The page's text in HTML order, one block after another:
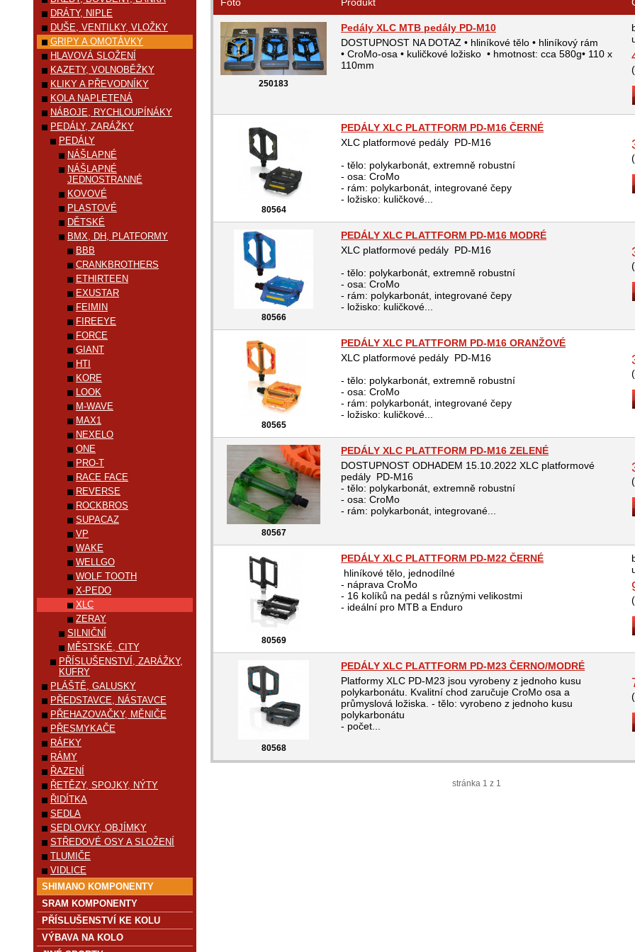
250183
Pedály XLC MTB pedály PD-M10
DOSTUPNOST NA DOTAZ • hliníkové tělo • hliníkový rám
• CroMo-osa • kuličkové ložisko • hmotnost: cca 580g• 110 x
110mm
80564
PEDÁLY XLC PLATTFORM PD-M16 ČERNÉ
XLC platformové pedály PD-M16
- tělo: polykarbonát, extremně robustní
- osa: CroMo
- rám: polykarbonát, integrované čepy
- ložisko: kuličkové...
80566
PEDÁLY XLC PLATTFORM PD-M16 MODRÉ
XLC platformové pedály PD-M16
- tělo: polykarbonát, extremně robustní
- osa: CroMo
- rám: polykarbonát, integrované čepy
- ložisko: kuličkové...
80565
PEDÁLY XLC PLATTFORM PD-M16 ORANŽOVÉ
XLC platformové pedály PD-M16
- tělo: polykarbonát, extremně robustní
- osa: CroMo
- rám: polykarbonát, integrované čepy
- ložisko: kuličkové...
80567
PEDÁLY XLC PLATTFORM PD-M16 ZELENÉ
DOSTUPNOST ODHADEM 15.10.2022 XLC platformové
pedály PD-M16
- tělo: polykarbonát, extremně robustní
- osa: CroMo
- rám: polykarbonát, integrované...
80569
PEDÁLY XLC PLATTFORM PD-M22 ČERNÉ
hliníkové tělo, jednodílné
- náprava CroMo
- 16 kolíků na pedál s různými velikostmi
- ideální pro MTB a Enduro
80568
PEDÁLY XLC PLATTFORM PD-M23 ČERNO/MODRÉ
Platformy XLC PD-M23 jsou vyrobeny z jednoho kusu
polykarbonátu. Kvalitní chod zaručuje CroMo osa a
průmyslová ložiska. - tělo: vyrobeno z jednoho kusu
polykarbonátu
- počet...
stránka 1 z 1
DRÁTY, NIPLE
DUŠE, VENTILKY, VLOŽKY
GRIPY A OMOTÁVKY
HLAVOVÁ SLOŽENÍ
KAZETY, VOLNOBĚŽKY
KLIKY A PŘEVODNÍKY
KOLA NAPLETENÁ
NÁBOJE, RYCHLOUPÍNÁKY
PEDÁLY, ZARÁŽKY
PEDÁLY
NÁŠLAPNÉ
NÁŠLAPNÉ
JEDNOSTRANNÉ
KOVOVÉ
PLASTOVÉ
DĚTSKÉ
BMX, DH, PLATFORMY
BBB
CRANKBROTHERS
ETHIRTEEN
EXUSTAR
FEIMIN
FIREEYE
FORCE
GIANT
HTI
KORE
LOOK
M-WAVE
MAX1
NEXELO
ONE
PRO-T
RACE FACE
REVERSE
ROCKBROS
SUPACAZ
VP
WAKE
WELLGO
WOLF TOOTH
X-PEDO
XLC
ZERAY
SILNIČNÍ
MĚSTSKÉ, CITY
PŘÍSLUŠENSTVÍ, ZARÁŽKY,
KUFRY
PLÁŠTĚ, GALUSKY
PŘEDSTAVCE, NÁSTAVCE
PŘEHAZOVAČKY, MĚNIČE
PŘESMYKAČE
RÁFKY
RÁMY
ŘAZENÍ
ŘETĚZY, SPOJKY, NÝTY
ŘIDÍTKA
SEDLA
SEDLOVKY, OBJÍMKY
STŘEDOVÉ OSY A SLOŽENÍ
TLUMIČE
VIDLICE
SHIMANO KOMPONENTY
SRAM KOMPONENTY
PŘÍSLUŠENSTVÍ KE KOLU
VÝBAVA NA KOLO